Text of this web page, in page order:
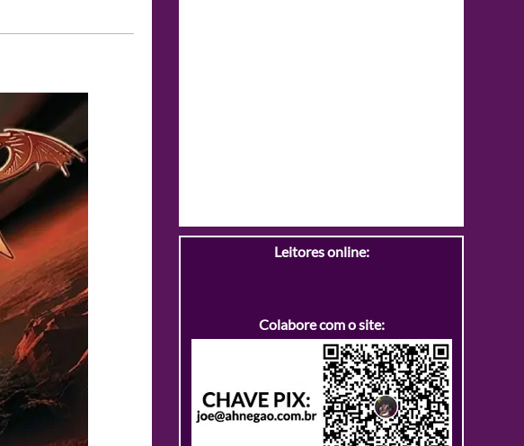
Leitores online:
Colabore com o site: